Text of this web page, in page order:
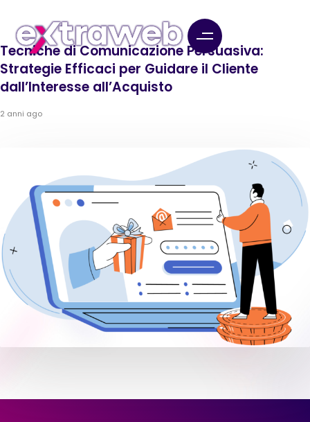
Tecniche di Comunicazione Persuasiva:
Strategie Efficaci per Guidare il Cliente
dall’Interesse all’Acquisto
2 anni ago